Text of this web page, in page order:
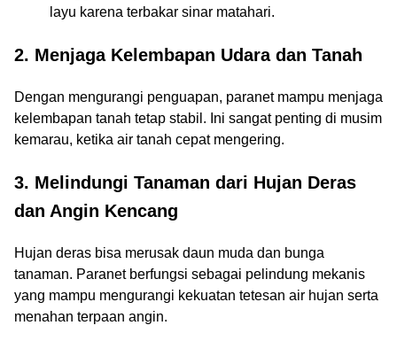
layu karena terbakar sinar matahari.
2. Menjaga Kelembapan Udara dan Tanah
Dengan mengurangi penguapan, paranet mampu menjaga
kelembapan tanah tetap stabil. Ini sangat penting di musim
kemarau, ketika air tanah cepat mengering.
3. Melindungi Tanaman dari Hujan Deras
dan Angin Kencang
Hujan deras bisa merusak daun muda dan bunga
tanaman. Paranet berfungsi sebagai pelindung mekanis
yang mampu mengurangi kekuatan tetesan air hujan serta
menahan terpaan angin.